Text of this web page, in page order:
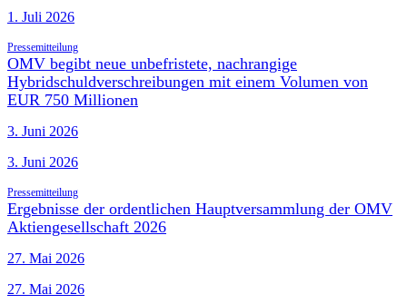
1. Juli 2026
Pressemitteilung
OMV begibt neue unbefristete, nachrangige
Hybridschuldverschreibungen mit einem Volumen von
EUR 750 Millionen
3. Juni 2026
3. Juni 2026
Pressemitteilung
Ergebnisse der ordentlichen Hauptversammlung der OMV
Aktiengesellschaft 2026
27. Mai 2026
27. Mai 2026